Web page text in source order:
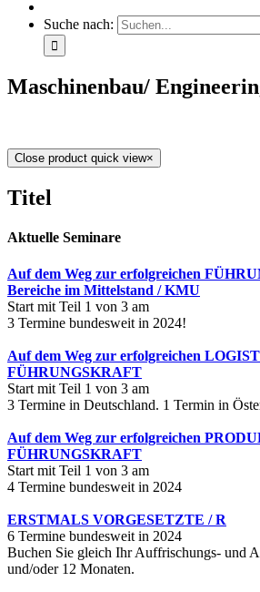
Suche nach:
Maschinenbau/
Close product quick view×
Titel
Aktuelle Seminare
Auf dem Weg zur erfolgreichen
Bereiche im Mittelstand / KMU
Start mit Teil 1 von 3 am
3 Termine bundesweit in 2024!
Auf dem Weg zur erfolgreichen
FÜHRUNGSKRAFT
Start mit Teil 1 von 3 am
3 Termine in Deutschland. 1 Termin in
Auf dem Weg zur erfolgreichen
FÜHRUNGSKRAFT
Start mit Teil 1 von 3 am
4 Termine bundesweit in 2024
ERSTMALS VORGESETZTE / R
6 Termine bundesweit in 2024
Buchen Sie gleich Ihr Auffrischungs- und
und/oder 12 Monaten.